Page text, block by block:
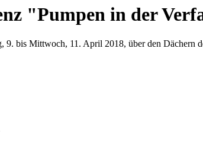
"Pumpen in der
bis Mittwoch, 11. April 2018, über den Dächern